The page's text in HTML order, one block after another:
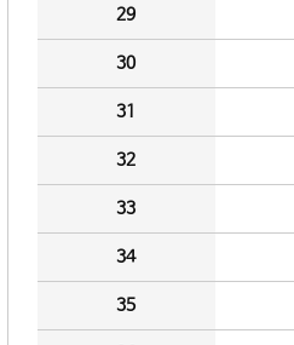
29
30
31
32
33
34
35